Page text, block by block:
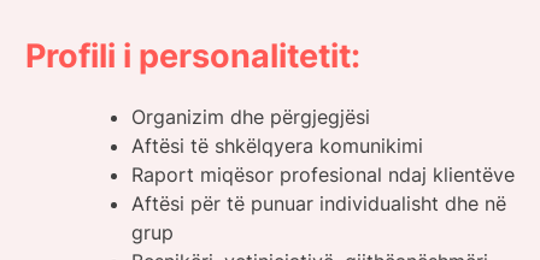
Profili i personalitetit:
Organizim dhe përgjegjësi
Aftësi të shkëlqyera komunikimi
Raport miqësor profesional ndaj klientëve
Aftësi për të punuar individualisht dhe në
grup